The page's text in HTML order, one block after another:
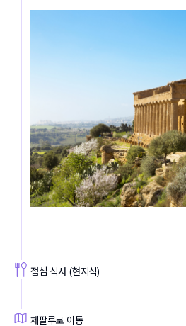
점심 식사 (현지식)
체팔루로 이동